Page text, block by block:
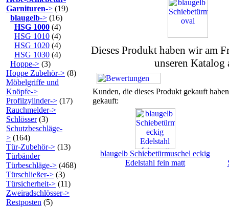
Garnituren-> (19)
blaugelb-> (16)
HSG 1000 (4)
HSG 1010 (4)
HSG 1020 (4)
HSG 1030 (4)
Hoppe-> (3)
Hoppe Zubehör-> (8)
Möbelgriffe und
Knöpfe->
Profilzylinder-> (17)
Rauchmelder->
Schlösser(3)
Schutzbeschläge-
> (164)
Tür-Zubehör-> (13)
Türbänder
Türbeschläge-> (468)
Türschließer-> (3)
Türsicherheit-> (11)
Zweiradschlösser->
Restposten (5)
Dieses Produkt haben wir am
unseren Katalog
Kunden, die dieses Produkt gekauft
gekauft:
blaugelb Schiebetürmuschel eckig
Edelstahl fein matt